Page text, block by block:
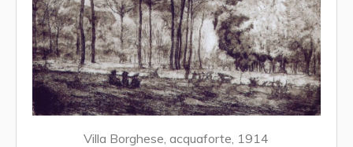
Villa Borghese, acquaforte, 1914